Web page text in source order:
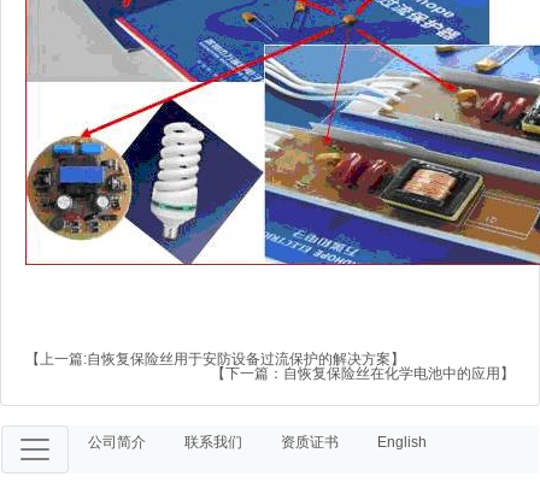
【上一篇:自恢复保险丝用于安防设备过流保护的解决方案 】
【下一篇： 自恢复保险丝在化学电池中的应用 】
公司简介 联系我们 资质证书 English